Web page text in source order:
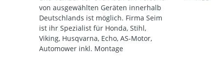
von ausgewählten Geräten innerhalb
Deutschlands ist möglich. Firma Seim
ist ihr Spezialist für Honda, Stihl,
Viking, Husqvarna, Echo, AS-Motor,
Automower inkl. Montage